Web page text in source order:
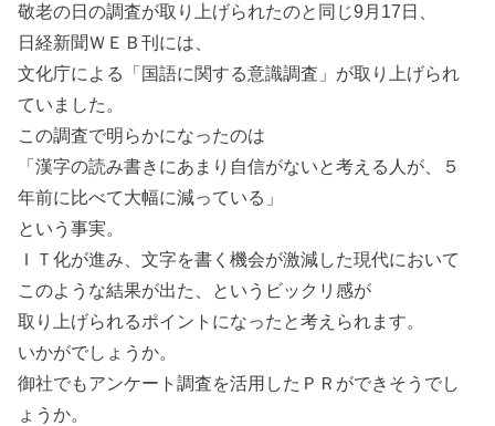
敬老の日の調査が取り上げられたのと同じ9月17日、
日経新聞ＷＥＢ刊には、
文化庁による「国語に関する意識調査」が取り上げられ
ていました。
この調査で明らかになったのは
「漢字の読み書きにあまり自信がないと考える人が、５
年前に比べて大幅に減っている」
という事実。
ＩＴ化が進み、文字を書く機会が激減した現代において
このような結果が出た、というビックリ感が
取り上げられるポイントになったと考えられます。
いかがでしょうか。
御社でもアンケート調査を活用したＰＲができそうでし
ょうか。